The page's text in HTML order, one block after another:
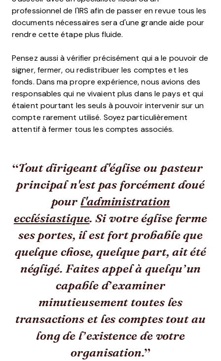
professionnel de l'IRS afin de passer en revue tous les
documents nécessaires sera d'une grande aide pour
rendre cette étape plus fluide.
Pensez aussi à vérifier précisément qui a le pouvoir de
signer, fermer, ou redistribuer les comptes et les
fonds. Dans ma propre expérience, nous avions des
responsables qui ne vivaient plus dans le pays et qui
étaient pourtant les seuls à pouvoir intervenir sur un
compte rarement utilisé. Soyez particulièrement
attentif à fermer tous les comptes associés.
Tout dirigeant d'église ou pasteur
principal n'est pas forcément doué
pourl'administration
ecclésiastique. Si votre église ferme
ses portes, il est fort probable que
quelque chose, quelque part, ait été
négligé. Faites appel à quelqu’un
capable d’examiner
minutieusement toutes les
transactions et les comptes tout au
long de l’existence de votre
organisation.